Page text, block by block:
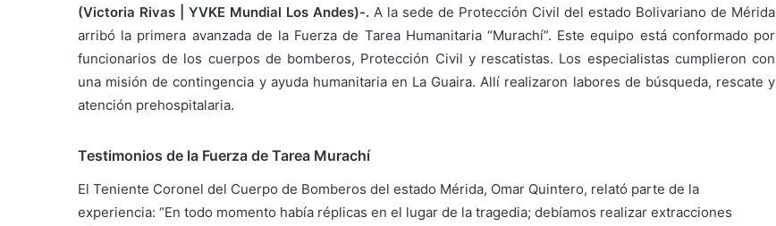
(Victoria Rivas | YVKE Mundial Los Andes)-. A la sede de Protección Civil del estado Bolivariano de Mérida
arribó la primera avanzada de la Fuerza de Tarea Humanitaria “Murachí”. Este equipo está conformado por
funcionarios de los cuerpos de bomberos, Protección Civil y rescatistas. Los especialistas cumplieron con
una misión de contingencia y ayuda humanitaria en La Guaira. Allí realizaron labores de búsqueda, rescate y
atención prehospitalaria.
Testimonios de la Fuerza de Tarea Murachí
El Teniente Coronel del Cuerpo de Bomberos del estado Mérida, Omar Quintero, relató parte de la
experiencia: “En todo momento había réplicas en el lugar de la tragedia; debíamos realizar extracciones